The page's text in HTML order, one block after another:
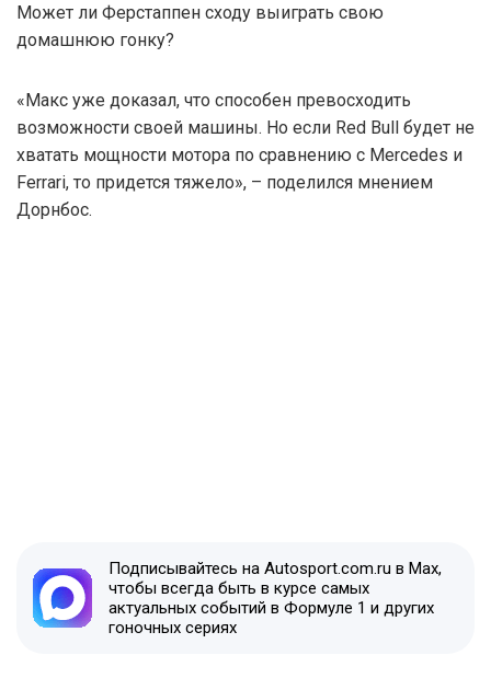
Может ли Ферстаппен сходу выиграть свою
домашнюю гонку?
«Макс уже доказал, что способен превосходить
возможности своей машины. Но если Red Bull будет не
хватать мощности мотора по сравнению с Mercedes и
Ferrari, то придется тяжело», – поделился мнением
Дорнбос.
Подписывайтесь на Autosport.com.ru в Max,
чтобы всегда быть в курсе самых
актуальных событий в Формуле 1 и других
гоночных сериях